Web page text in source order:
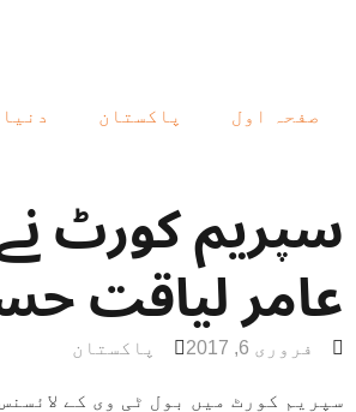
صفحہ اول پاکستان دنیا
سپریم کورٹ نے
عامر لیاقت
فروری 6, 2017 پاکستان
سپریم کورٹ میں بول ٹی وی کے